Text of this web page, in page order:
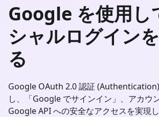
Google を使用し
シャルログイン
る
Google OAuth 2.0 認証
し、「Google でサインイン」、アカウン
Google API への安全なアクセスを実現し